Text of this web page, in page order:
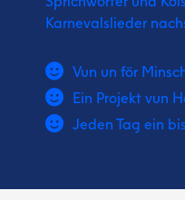
Karnevalslieder
Vun un för
Ein Projekt vun
Jeden Tag ein